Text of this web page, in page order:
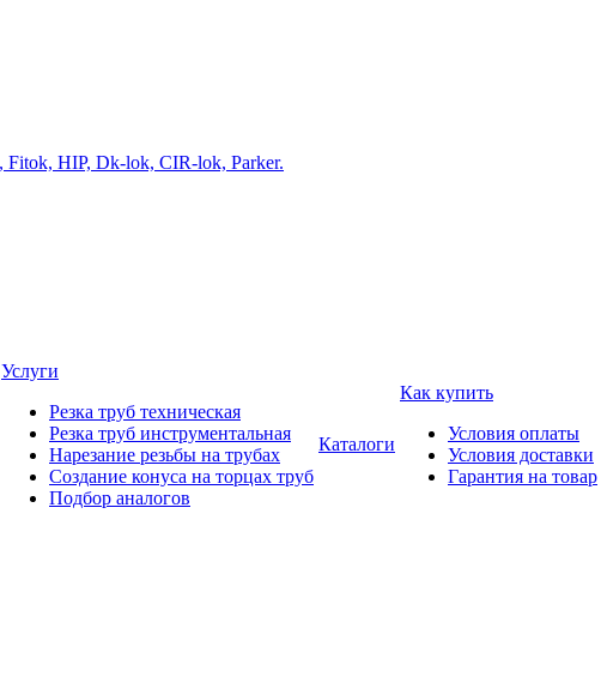
Услуги
Резка труб техническая
Резка труб инструментальная
Нарезание резьбы на трубах
Создание конуса на торцах труб
Подбор аналогов
Каталоги
Как купить
Условия оплаты
Условия доставки
Гарантия на товар